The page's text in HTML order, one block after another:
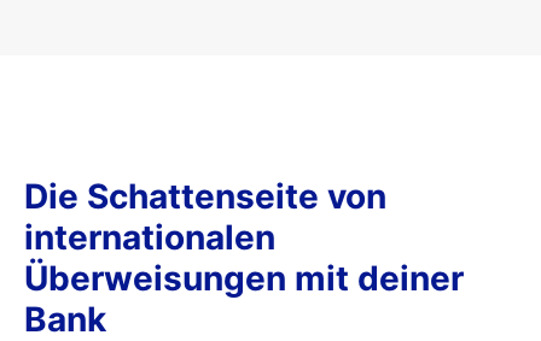
Die Schattenseite von
internationalen
Überweisungen mit deiner
Bank